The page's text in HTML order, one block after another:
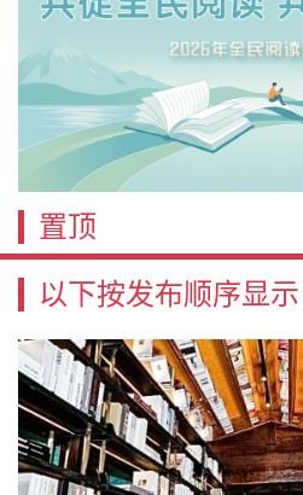
置顶
以下按发布顺序显示